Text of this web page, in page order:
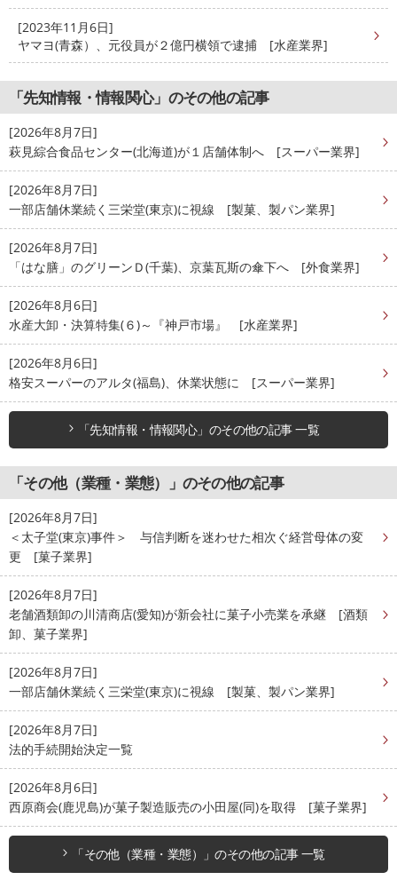
[2023年11月6日]
ヤマヨ(青森）、元役員が２億円横領で逮捕 [水産業界]
「先知情報・情報関心」のその他の記事
[2026年8月7日]
萩見綜合食品センター(北海道)が１店舗体制へ [スーパー業界]
[2026年8月7日]
一部店舗休業続く三栄堂(東京)に視線 [製菓、製パン業界]
[2026年8月7日]
「はな膳」のグリーンＤ(千葉)、京葉瓦斯の傘下へ [外食業界]
[2026年8月6日]
水産大卸・決算特集(６)～『神戸市場』 [水産業界]
[2026年8月6日]
格安スーパーのアルタ(福島)、休業状態に [スーパー業界]
「先知情報・情報関心」のその他の記事 一覧
「その他（業種・業態）」のその他の記事
[2026年8月7日]
＜太子堂(東京)事件＞ 与信判断を迷わせた相次ぐ経営母体の変
更 [菓子業界]
[2026年8月7日]
老舗酒類卸の川清商店(愛知)が新会社に菓子小売業を承継 [酒類
卸、菓子業界]
[2026年8月7日]
一部店舗休業続く三栄堂(東京)に視線 [製菓、製パン業界]
[2026年8月7日]
法的手続開始決定一覧
[2026年8月6日]
西原商会(鹿児島)が菓子製造販売の小田屋(同)を取得 [菓子業界]
「その他（業種・業態）」のその他の記事 一覧